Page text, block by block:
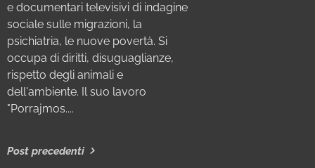
e documentari televisivi di indagine
sociale sulle migrazioni, la
psichiatria, le nuove povertà. Si
occupa di diritti, disuguaglianze,
rispetto degli animali e
dell'ambiente. Il suo lavoro
"Porrajmos....
Post precedenti